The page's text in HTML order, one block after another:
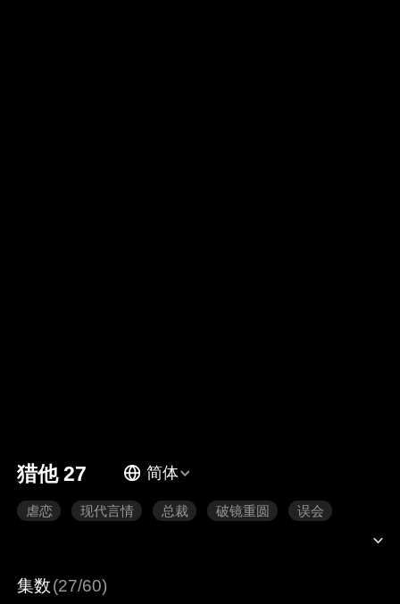
猎他 27 简体
虐恋 现代言情 总裁 破镜重圆 误会
集数(27/60)